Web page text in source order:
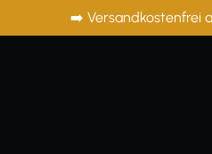
springen
➡️ Versandkostenfrei